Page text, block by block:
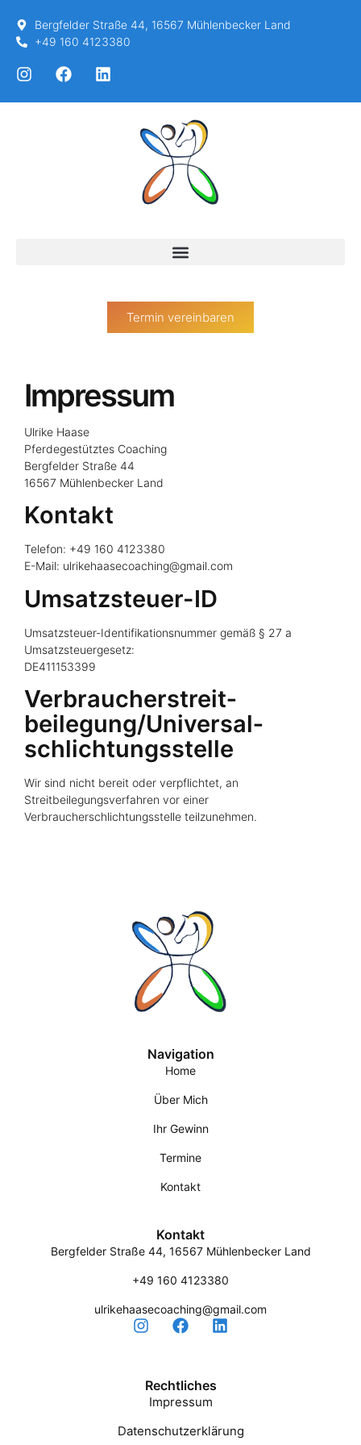
Bergfelder Straße 44, 16567 Mühlenbecker Land
+49 160 4123380
Termin vereinbaren
Impressum
Ulrike Haase
Pferdegestütztes Coaching
Bergfelder Straße 44
16567 Mühlenbecker Land
Kontakt
Telefon: +49 160 4123380
E-Mail: ulrikehaasecoaching@gmail.com
Umsatzsteuer-ID
Umsatzsteuer-Identifikationsnummer gemäß § 27 a
Umsatzsteuergesetz:
DE411153399
Verbraucher­streit­
beilegung/Universal­
schlichtungs­stelle
Wir sind nicht bereit oder verpflichtet, an
Streitbeilegungsverfahren vor einer
Verbraucherschlichtungsstelle teilzunehmen.
Navigation
Home
Über Mich
Ihr Gewinn
Termine
Kontakt
Kontakt
Bergfelder Straße 44, 16567 Mühlenbecker Land
+49 160 4123380
ulrikehaasecoaching@gmail.com
Rechtliches
Impressum
Datenschutzerklärung